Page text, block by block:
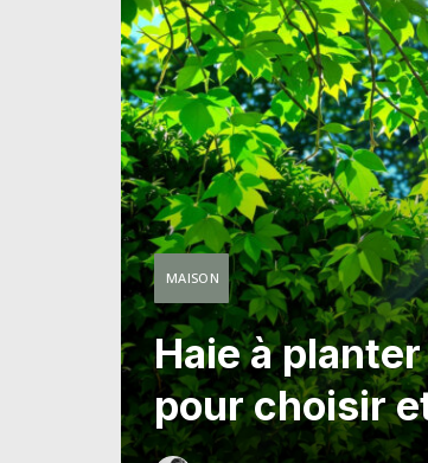
MAISON
Haie à
pour choisir